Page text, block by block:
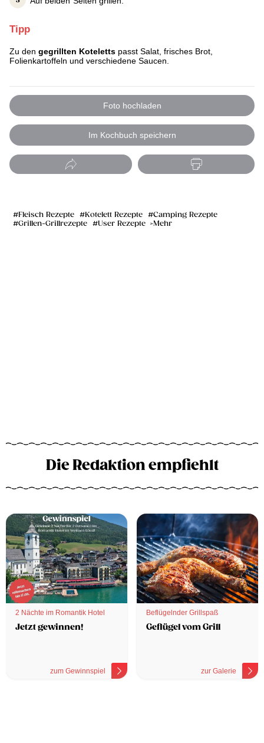
Tipp
Zu den gegrillten Koteletts passt Salat, frisches Brot,
Folienkartoffeln und verschiedene Saucen.
Foto hochladen
Im Kochbuch speichern
Fleisch Rezepte Kotelett Rezepte
Camping Rezepte
Grillen-Grillrezepte
User Rezepte Mehr
Die Redaktion empfiehlt
2 Nächte im Romantik Hotel
Jetzt gewinnen!
zum Gewinnspiel
Beflügelnder Grillspaß
Geflügel vom Grill
zur Galerie